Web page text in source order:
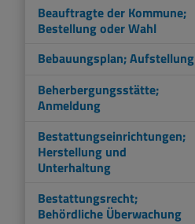
Beauftragte der Kommune;
Bestellung oder Wahl
Bebauungsplan; Aufstellung
Beherbergungsstätte;
Anmeldung
Bestattungseinrichtungen;
Herstellung und
Unterhaltung
Bestattungsrecht;
Behördliche Überwachung